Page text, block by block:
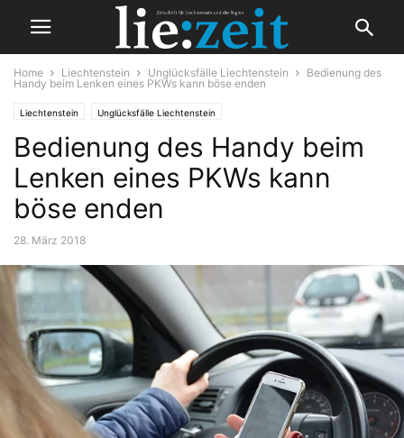
Home Liechtenstein Unglücksfälle Liechtenstein
Bedienung des
Handy beim Lenken eines PKWs kann böse enden
Liechtenstein Unglücksfälle Liechtenstein
Bedienung des Handy beim
Lenken eines PKWs kann
böse enden
28. März 2018